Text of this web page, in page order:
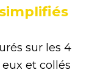
sur les 4
et collés